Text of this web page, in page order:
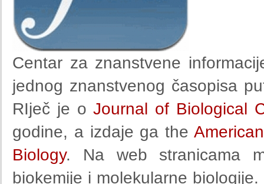
Centar za znanstvene
jednog znanstvenog časopisa
RIječ je oJournal of Biological
godine, a izdaje ga the
Biology. Na web stranicama
biokemije i molekularne